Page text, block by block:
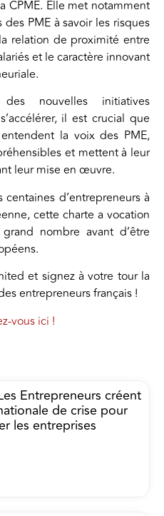
CPME. Elle met notamment
PME à savoir les risques
relation de proximité entre
et le caractère innovant
nouvelles initiatives
il est crucial que
la voix des PME,
et mettent à leur
leur mise en œuvre.
d’entrepreneurs à
cette charte a vocation
nombre avant d’être
et signez à votre tour la
entrepreneurs français !
vous ici !
Entrepreneurs créent
de crise pour
les entreprises